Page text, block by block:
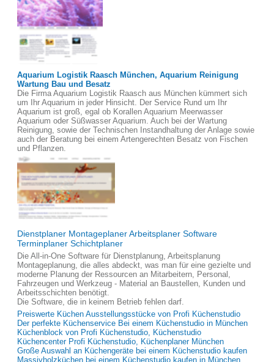
Aquarium Logistik Raasch München, Aquarium Reinigung
Wartung Bau und Besatz
Die Firma Aquarium Logistik Raasch aus München kümmert sich
um Ihr Aquarium in jeder Hinsicht. Der Service Rund um Ihr
Aquarium ist groß, egal ob Korallen Aquarium Meerwasser
Aquarium oder Süßwasser Aquarium. Auch bei der Wartung
Reinigung, sowie der Technischen Instandhaltung der Anlage sowie
auch der Beratung bei einem Artengerechten Besatz von Fischen
und Pflanzen.
Dienstplaner Montageplaner Arbeitsplaner Software
Terminplaner Schichtplaner
Die All-in-One Software für Dienstplanung, Arbeitsplanung
Montageplanung, die alles abdeckt, was man für eine gezielte und
moderne Planung der Ressourcen an Mitarbeitern, Personal,
Fahrzeugen und Werkzeug - Material an Baustellen, Kunden und
Arbeitsschichten benötigt.
Die Software, die in keinem Betrieb fehlen darf.
Preiswerte Küchen Ausstellungsstücke von Profi Küchenstudio
Der perfekte Küchenservice Bei einem Küchenstudio in München
Küchenblock von Profi Küchenstudio, Küchenstudio
Küchencenter Profi Küchenstudio, Küchenplaner München
Große Auswahl an Küchengeräte bei einem Küchenstudio kaufen
Massivholzküchen bei einem Küchenstudio kaufen in München